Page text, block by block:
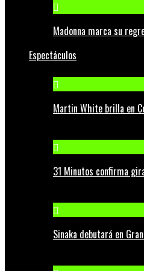
Madonna marca su
Espectáculos
Martin White brilla en
31 Minutos confirma
Sinaka debutará en